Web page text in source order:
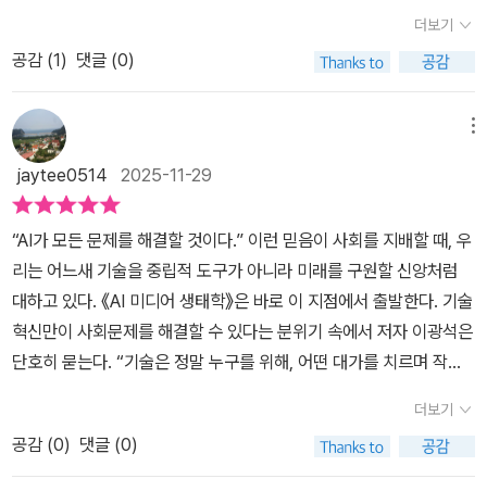
제 발전의 낙수 효과에 집중하는 경향이 크다”고 지적한다.미디어는
빅테크 회사의 소식을 앞다투어 보도해왔다. 반면 시민 데이터 인권
사회 약자들의 소외, 플랫폼 노동 현실, 탈진실, 디지털 도파민에 사로
잡힌 데이터 소비 방식 등 기술이 가져온 온갖 사회 문제들은 그렇게
비중 있게 다루지 않았다.저자는 숭배나 신앙의 대상이 된 우리 사회
의 미디어 기술을 제자리로 돌리기 위한 문제의식에서 출발한다. 먼
저 인공지능 둘러싼 주요 쟁점들을 짚고, 기후재난 시대에서의 인공
지능 기술의 지위와 위상에 끊임없이 의문을 던진다. 그다음에는 생
성형 AI 문제를 깊게 파고든다. 우리가 과연 생성형 AI를 잘 활용할 수
있을까? 챗GPT는 나의 훌륭한 협업도구가 될 수 있을까? 저자의 분
석은 ‘그렇지 않다’이다. 협업이라는 동등한 위치는커녕 기계와 인간
점 잃어갈 것이라 전망한다. 저자는 인간과 인공지능 사이에 권력이
동 현상이 내밀하게 이루어지고 있다고 분석한다. 점점 더 많은 사람
들이 AI 기업과 인력 브로커 업체의 하청이나 도급을 받고 ‘어시’ 일감
하는 주요한 단어는 ‘생태적 얽힘(Entanglement)으로, 신유물론이
라는 현대 철학을 접하며 익숙해진 개념이기도 합니다. 저자는 “기술
의 생태학적 자각은, 언제나 인간이 만든 인공적인 것이 인간종은 물
론이고 다른 스케일의 여러 사물들과 상호 착종되어 있는 망 속에 얽
혀 있다는 것을 실감하고 각성하는 태도”라고 설명합니다. 즉, 인공지
능이 독립된 객체가 아니라 인간, 비인간, 자원, 데이터, 환경과 함께
얽혀 존재하는 ‘관계적 기술 실체’라는 의미로 연결지을 수 있습니다.
이러한 ‘얽힘’은 카렌 바라드(Karen Barad)의 이론에서 출발합니
다. 책에서도 밝혔듯 AI를 자기충족적 객체가 아니라, 계속해서 다른
존재들과 영향을 주고받으며 삼투, 교차하는 관계 속에서 정체성이
형성되는 기술 실체로 바라보게 합니다.책은 인공지능을 중심으로 이
러한 관계적 얽힘과 생태계적 조건에 대해 풀어냅니다. 개념을 이해
하기 위해서 여러 현대 철학의 배경 지식이 뒷받침되어야 하지만, 저
자는 독자가 따라올 수 있도록 20세기 미디어 이론부터 설명을 시작
더보기
공감 (1) 댓글 (0)
jaytee0514 2025-11-29
“AI가 모든 문제를 해결할 것이다.” 이런 믿음이 사회를 지배할 때, 우
리는 어느새 기술을 중립적 도구가 아니라 미래를 구원할 신앙처럼
대하고 있다. 《AI 미디어 생태학》은 바로 이 지점에서 출발한다. 기술
혁신만이 사회문제를 해결할 수 있다는 분위기 속에서 저자 이광석은
단호히 묻는다. “기술은 정말 누구를 위해, 어떤 대가를 치르며 작동
인류세라는 거대한 위기 국면 속에서 AI가 인간 삶과 생태계를 어떻
게 재편하는지 실증적으로 추적한다. 특히 책의 가장 큰 미덕은 AI의
‘비물질성 신화’를 해체하는 대목이다. 우리는 흔히 AI를 깨끗하고 미
더보기
공감 (0) 댓글 (0)